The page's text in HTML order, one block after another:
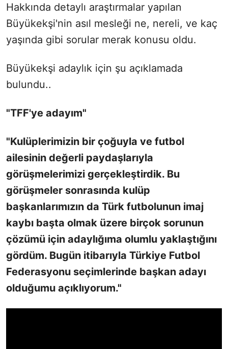
Hakkında detaylı araştırmalar yapılan
Büyükekşi'nin asıl mesleği ne, nereli, ve kaç
yaşında gibi sorular merak konusu oldu.
Büyükekşi adaylık için şu açıklamada
bulundu..
"TFF'ye adayım"
"Kulüplerimizin bir çoğuyla ve futbol
ailesinin değerli paydaşlarıyla
görüşmelerimizi gerçekleştirdik. Bu
görüşmeler sonrasında kulüp
başkanlarımızın da Türk futbolunun imaj
kaybı başta olmak üzere birçok sorunun
çözümü için adaylığıma olumlu yaklaştığını
gördüm. Bugün itibarıyla Türkiye Futbol
Federasyonu seçimlerinde başkan adayı
olduğumu açıklıyorum."